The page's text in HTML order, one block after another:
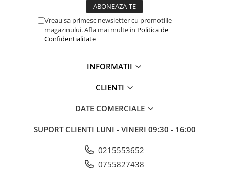
► Ulei motor autoturisme
■ Ulei motor RAVENOL
■ Ulei motor VALVOLINE
Vreau sa primesc newsletter cu promotiile
magazinului. Afla mai multe in Politica de
Confidentialitate
INFORMATII
CLIENTI
DATE COMERCIALE
SUPORT CLIENTI LUNI - VINERI 09:30 - 16:00
0215553652
0755827438